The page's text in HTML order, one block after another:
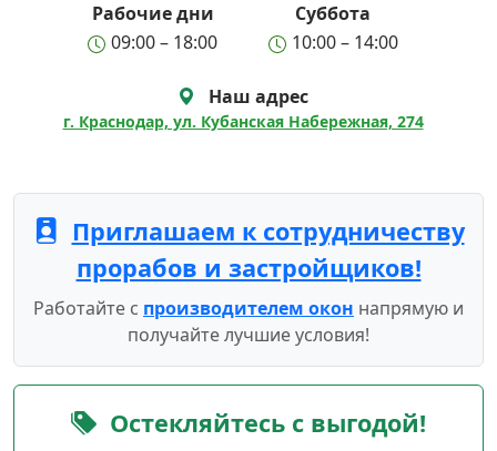
Рабочие дни
Суббота
09:00 – 18:00
10:00 – 14:00
Наш адрес
г. Краснодар, ул. Кубанская Набережная, 274
Приглашаем к сотрудничеству
прорабов и застройщиков!
Работайте с производителем окон напрямую и
получайте лучшие условия!
Остекляйтесь с выгодой!